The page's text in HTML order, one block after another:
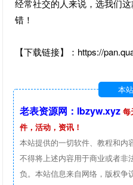
经常社交的人来说，选我们
错！
【下载链接】：https://
本
老表资源网：lbzyw.xyz 每
件，活动，资讯！
本站提供的一切软件、教程和内
不得将上述内容用于商业或者非
负。本站信息来自网络，版权争